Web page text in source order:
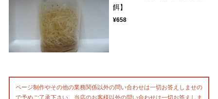
餌】
¥658
ページ制作やその他の業務関係以外の問い合わせは一切お答えしませの
で予めご了承下さい。当店のお客様以外の問い合わせは一切お答えしま